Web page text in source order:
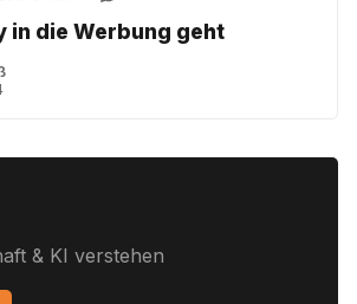
in die Werbung geht
& KI verstehen